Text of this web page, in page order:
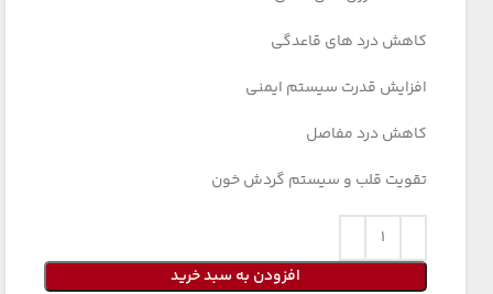
کاهش درد های قاعدگی
افزایش قدرت سیستم ایمنی
کاهش درد مفاصل
تقویت قلب و سیستم گردش خون
افزودن به سبد خرید